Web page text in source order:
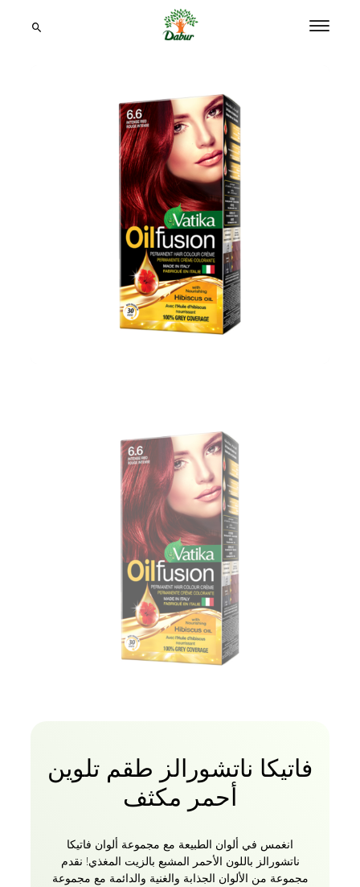
فاتيكا ناتشورالز طقم تلوين
أحمر مكثف
انغمس في ألوان الطبيعة مع مجموعة ألوان فاتيكا
ناتشورالز باللون الأحمر المشبع بالزيت المغذي! نقدم
مجموعة من الألوان الجذابة والغنية والدائمة مع مجموعة